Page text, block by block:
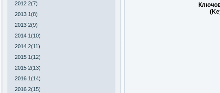
2012 2(7)
2013 1(8)
2013 2(9)
2014 1(10)
2014 2(11)
2015 1(12)
2015 2(13)
2016 1(14)
2016 2(15)